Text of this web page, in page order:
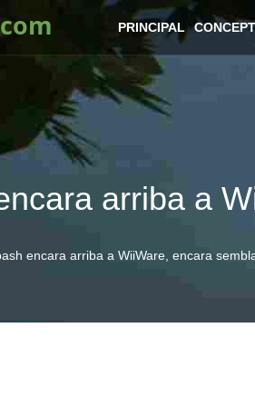
PRINCIPAL
arriba a
encara arriba a WiiWare, encara